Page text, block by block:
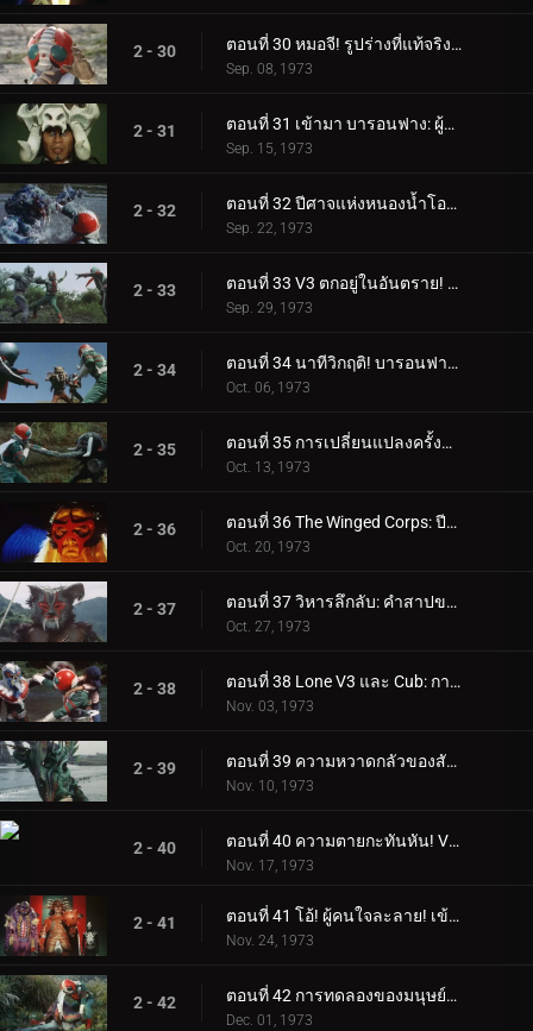
2 - 30 ตอนที่ 30 หมอจี! รูปร่างที่แท้จริงของความชั่วร้ายคือ...?
Sep. 08, 1973
2 - 31 ตอนที่ 31 เข้ามา บารอนฟาง: ผู้บัญชาการแห่งคำสาป!!
Sep. 15, 1973
2 - 32 ตอนที่ 32 ปีศาจแห่งหนองน้ำโอนิบิ: หน่วยสอดแนมไรเดอร์ถูกทำลายล้าง!?
Sep. 22, 1973
2 - 33 ตอนที่ 33 V3 ตกอยู่ในอันตราย! ไรเดอร์หนึ่งและสองกลับมา!!
Sep. 29, 1973
2 - 34 ตอนที่ 34 นาทีวิกฤติ! บารอนฟาง ปะทะ ทรีไรเดอร์!!
Oct. 06, 1973
2 - 35 ตอนที่ 35 การเปลี่ยนแปลงครั้งสุดท้ายของบารอนฟาง
Oct. 13, 1973
2 - 36 ตอนที่ 36 The Winged Corps: ปีศาจแห่งท้องฟ้า
Oct. 20, 1973
2 - 37 ตอนที่ 37 วิหารลึกลับ: คำสาปของตระกูลมูซาซาบิ
Oct. 27, 1973
2 - 38 ตอนที่ 38 Lone V3 และ Cub: การดิ่งพสุธาถึงตาย
Nov. 03, 1973
2 - 39 ตอนที่ 39 ความหวาดกลัวของสัตว์กินเนื้อ Plantaingan!!
Nov. 10, 1973
2 - 40 ตอนที่ 40 ความตายกะทันหัน! V3 มัคคิก!!
Nov. 17, 1973
2 - 41 ตอนที่ 41 โอ้! ผู้คนใจละลาย! เข้ามา จอมพลเกราะ
Nov. 24, 1973
2 - 42 ตอนที่ 42 การทดลองของมนุษย์ของมนุษย์หอยทาก!
Dec. 01, 1973